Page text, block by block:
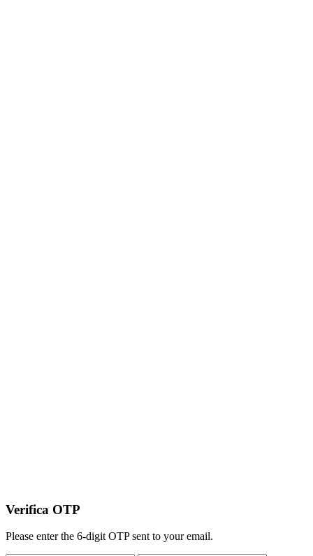
Verifica OTP
Please enter the 6-digit OTP sent to your email.